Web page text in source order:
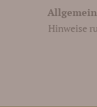
Hinweise